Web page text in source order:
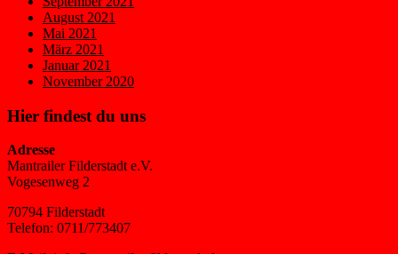
August 2021
Mai 2021
März 2021
Januar 2021
November 2020
Hier findest du uns
Adresse
Mantrailer Filderstadt e.V.
Vogesenweg 2
70794 Filderstadt
Telefon: 0711/773407